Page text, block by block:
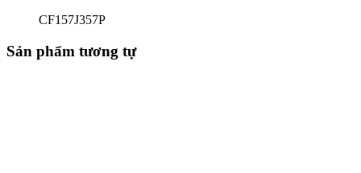
CF157J357P
Sản phẩm tương tự